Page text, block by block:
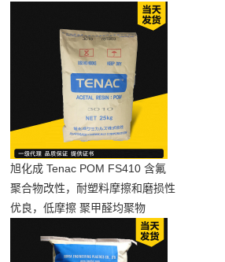
旭化成 Tenac POM FS410 含氟
聚合物改性，耐塑料摩擦和磨损性
优良，低摩擦 聚甲醛均聚物